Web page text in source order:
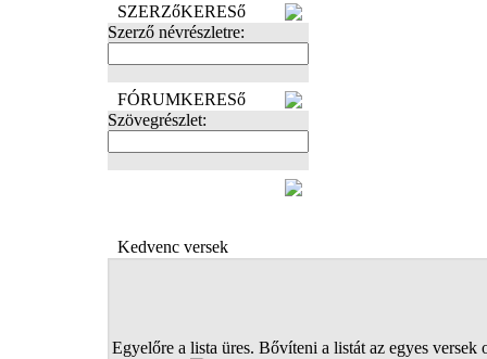
SZERZőKERESő
Szerző névrészletre:
FÓRUMKERESő
Szövegrészlet:
Kedvenc versek
Egyelőre a lista üres. Bővíteni a listát az egyes versek